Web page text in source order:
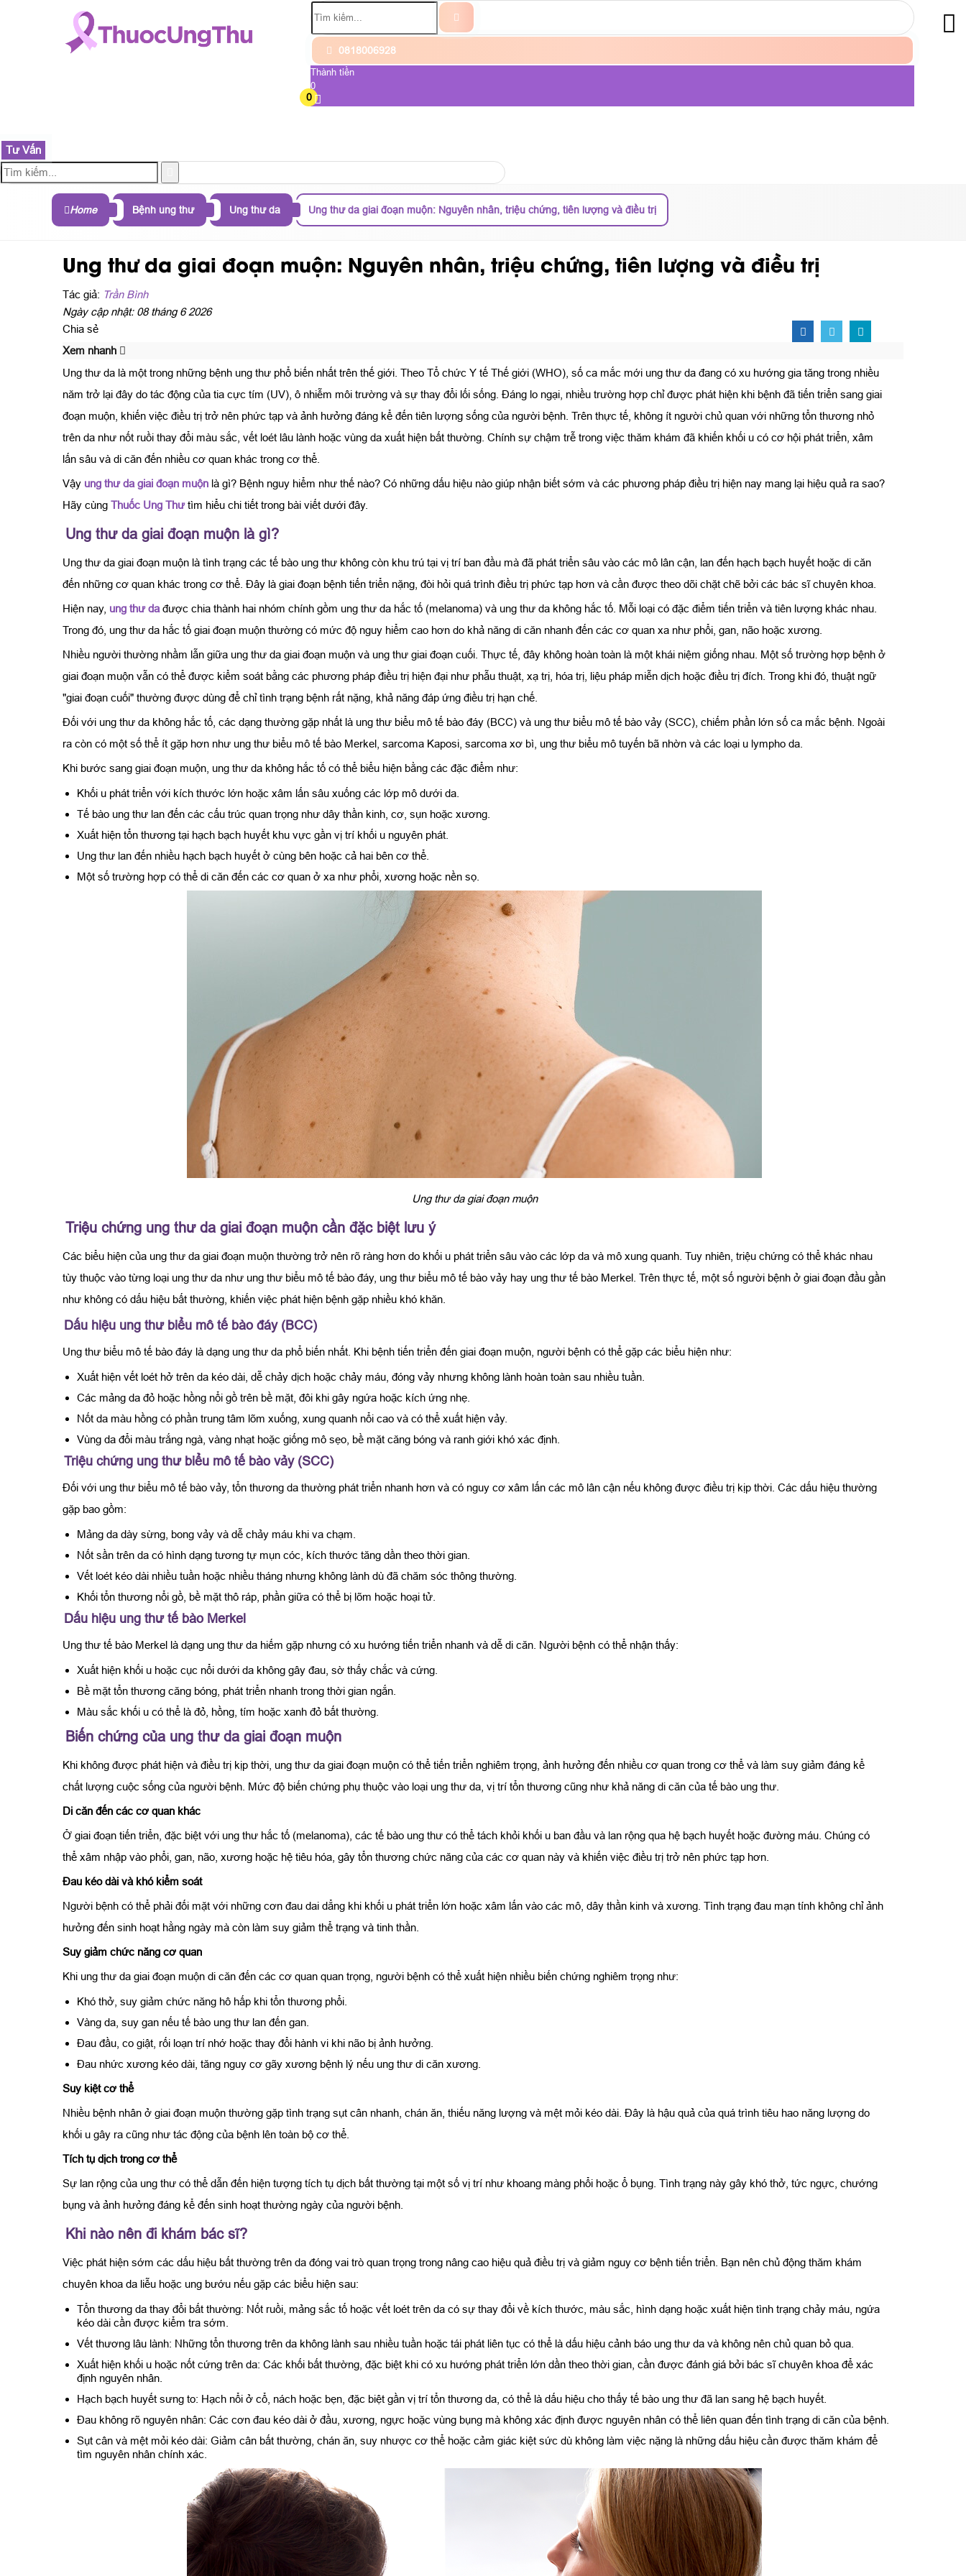
0818006928
Thành tiền
0
0
Tư Vấn
Home Bệnh ung thư Ung thư da Ung thư da giai đoạn muộn: Nguyên nhân, triệu chứng, tiên lượng và điều trị
Ung thư da giai đoạn muộn: Nguyên nhân, triệu chứng, tiên lượng và điều trị
Tác giả: Trần Bình
Ngày cập nhật: 08 tháng 6 2026
Chia sẻ
Xem nhanh
Ung thư da là một trong những bệnh ung thư phổ biến nhất trên thế giới. Theo Tổ chức Y tế Thế giới (WHO), số ca mắc mới ung thư da đang có xu hướng gia tăng trong nhiều
năm trở lại đây do tác động của tia cực tím (UV), ô nhiễm môi trường và sự thay đổi lối sống. Đáng lo ngại, nhiều trường hợp chỉ được phát hiện khi bệnh đã tiến triển sang giai
đoạn muộn, khiến việc điều trị trở nên phức tạp và ảnh hưởng đáng kể đến tiên lượng sống của người bệnh. Trên thực tế, không ít người chủ quan với những tổn thương nhỏ
trên da như nốt ruồi thay đổi màu sắc, vết loét lâu lành hoặc vùng da xuất hiện bất thường. Chính sự chậm trễ trong việc thăm khám đã khiến khối u có cơ hội phát triển, xâm
lấn sâu và di căn đến nhiều cơ quan khác trong cơ thể.
Vậy ung thư da giai đoạn muộn là gì? Bệnh nguy hiểm như thế nào? Có những dấu hiệu nào giúp nhận biết sớm và các phương pháp điều trị hiện nay mang lại hiệu quả ra sao?
Hãy cùng Thuốc Ung Thưtìm hiểu chi tiết trong bài viết dưới đây.
Ung thư da giai đoạn muộn là gì?
Ung thư da giai đoạn muộn là tình trạng các tế bào ung thư không còn khu trú tại vị trí ban đầu mà đã phát triển sâu vào các mô lân cận, lan đến hạch bạch huyết hoặc di căn
đến những cơ quan khác trong cơ thể. Đây là giai đoạn bệnh tiến triển nặng, đòi hỏi quá trình điều trị phức tạp hơn và cần được theo dõi chặt chẽ bởi các bác sĩ chuyên khoa.
Hiện nay, ung thư da được chia thành hai nhóm chính gồm ung thư da hắc tố (melanoma) và ung thư da không hắc tố. Mỗi loại có đặc điểm tiến triển và tiên lượng khác nhau.
Trong đó, ung thư da hắc tố giai đoạn muộn thường có mức độ nguy hiểm cao hơn do khả năng di căn nhanh đến các cơ quan xa như phổi, gan, não hoặc xương.
Nhiều người thường nhầm lẫn giữa ung thư da giai đoạn muộn và ung thư giai đoạn cuối. Thực tế, đây không hoàn toàn là một khái niệm giống nhau. Một số trường hợp bệnh ở
giai đoạn muộn vẫn có thể được kiểm soát bằng các phương pháp điều trị hiện đại như phẫu thuật, xạ trị, hóa trị, liệu pháp miễn dịch hoặc điều trị đích. Trong khi đó, thuật ngữ
"giai đoạn cuối" thường được dùng để chỉ tình trạng bệnh rất nặng, khả năng đáp ứng điều trị hạn chế.
Đối với ung thư da không hắc tố, các dạng thường gặp nhất là ung thư biểu mô tế bào đáy (BCC) và ung thư biểu mô tế bào vảy (SCC), chiếm phần lớn số ca mắc bệnh. Ngoài
ra còn có một số thể ít gặp hơn như ung thư biểu mô tế bào Merkel, sarcoma Kaposi, sarcoma xơ bì, ung thư biểu mô tuyến bã nhờn và các loại u lympho da.
Khi bước sang giai đoạn muộn, ung thư da không hắc tố có thể biểu hiện bằng các đặc điểm như:
Khối u phát triển với kích thước lớn hoặc xâm lấn sâu xuống các lớp mô dưới da.
Tế bào ung thư lan đến các cấu trúc quan trọng như dây thần kinh, cơ, sụn hoặc xương.
Xuất hiện tổn thương tại hạch bạch huyết khu vực gần vị trí khối u nguyên phát.
Ung thư lan đến nhiều hạch bạch huyết ở cùng bên hoặc cả hai bên cơ thể.
Một số trường hợp có thể di căn đến các cơ quan ở xa như phổi, xương hoặc nền sọ.
Ung thư da giai đoạn muộn
Triệu chứng ung thư da giai đoạn muộn cần đặc biệt lưu ý
Các biểu hiện của ung thư da giai đoạn muộn thường trở nên rõ ràng hơn do khối u phát triển sâu vào các lớp da và mô xung quanh. Tuy nhiên, triệu chứng có thể khác nhau
tùy thuộc vào từng loại ung thư da như ung thư biểu mô tế bào đáy, ung thư biểu mô tế bào vảy hay ung thư tế bào Merkel. Trên thực tế, một số người bệnh ở giai đoạn đầu gần
như không có dấu hiệu bất thường, khiến việc phát hiện bệnh gặp nhiều khó khăn.
Dấu hiệu ung thư biểu mô tế bào đáy (BCC)
Ung thư biểu mô tế bào đáy là dạng ung thư da phổ biến nhất. Khi bệnh tiến triển đến giai đoạn muộn, người bệnh có thể gặp các biểu hiện như:
Xuất hiện vết loét hở trên da kéo dài, dễ chảy dịch hoặc chảy máu, đóng vảy nhưng không lành hoàn toàn sau nhiều tuần.
Các mảng da đỏ hoặc hồng nổi gồ trên bề mặt, đôi khi gây ngứa hoặc kích ứng nhẹ.
Nốt da màu hồng có phần trung tâm lõm xuống, xung quanh nổi cao và có thể xuất hiện vảy.
Vùng da đổi màu trắng ngà, vàng nhạt hoặc giống mô sẹo, bề mặt căng bóng và ranh giới khó xác định.
Triệu chứng ung thư biểu mô tế bào vảy (SCC)
Đối với ung thư biểu mô tế bào vảy, tổn thương da thường phát triển nhanh hơn và có nguy cơ xâm lấn các mô lân cận nếu không được điều trị kịp thời. Các dấu hiệu thường
gặp bao gồm:
Mảng da dày sừng, bong vảy và dễ chảy máu khi va chạm.
Nốt sần trên da có hình dạng tương tự mụn cóc, kích thước tăng dần theo thời gian.
Vết loét kéo dài nhiều tuần hoặc nhiều tháng nhưng không lành dù đã chăm sóc thông thường.
Khối tổn thương nổi gồ, bề mặt thô ráp, phần giữa có thể bị lõm hoặc hoại tử.
Dấu hiệu ung thư tế bào Merkel
Ung thư tế bào Merkel là dạng ung thư da hiếm gặp nhưng có xu hướng tiến triển nhanh và dễ di căn. Người bệnh có thể nhận thấy:
Xuất hiện khối u hoặc cục nổi dưới da không gây đau, sờ thấy chắc và cứng.
Bề mặt tổn thương căng bóng, phát triển nhanh trong thời gian ngắn.
Màu sắc khối u có thể là đỏ, hồng, tím hoặc xanh đỏ bất thường.
Biến chứng của ung thư da giai đoạn muộn
Khi không được phát hiện và điều trị kịp thời, ung thư da giai đoạn muộn có thể tiến triển nghiêm trọng, ảnh hưởng đến nhiều cơ quan trong cơ thể và làm suy giảm đáng kể
chất lượng cuộc sống của người bệnh. Mức độ biến chứng phụ thuộc vào loại ung thư da, vị trí tổn thương cũng như khả năng di căn của tế bào ung thư.
Di căn đến các cơ quan khác
Ở giai đoạn tiến triển, đặc biệt với ung thư hắc tố (melanoma), các tế bào ung thư có thể tách khỏi khối u ban đầu và lan rộng qua hệ bạch huyết hoặc đường máu. Chúng có
thể xâm nhập vào phổi, gan, não, xương hoặc hệ tiêu hóa, gây tổn thương chức năng của các cơ quan này và khiến việc điều trị trở nên phức tạp hơn.
Đau kéo dài và khó kiểm soát
Người bệnh có thể phải đối mặt với những cơn đau dai dẳng khi khối u phát triển lớn hoặc xâm lấn vào các mô, dây thần kinh và xương. Tình trạng đau mạn tính không chỉ ảnh
hưởng đến sinh hoạt hằng ngày mà còn làm suy giảm thể trạng và tinh thần.
Suy giảm chức năng cơ quan
Khi ung thư da giai đoạn muộn di căn đến các cơ quan quan trọng, người bệnh có thể xuất hiện nhiều biến chứng nghiêm trọng như:
Khó thở, suy giảm chức năng hô hấp khi tổn thương phổi.
Vàng da, suy gan nếu tế bào ung thư lan đến gan.
Đau đầu, co giật, rối loạn trí nhớ hoặc thay đổi hành vi khi não bị ảnh hưởng.
Đau nhức xương kéo dài, tăng nguy cơ gãy xương bệnh lý nếu ung thư di căn xương.
Suy kiệt cơ thể
Nhiều bệnh nhân ở giai đoạn muộn thường gặp tình trạng sụt cân nhanh, chán ăn, thiếu năng lượng và mệt mỏi kéo dài. Đây là hậu quả của quá trình tiêu hao năng lượng do
khối u gây ra cũng như tác động của bệnh lên toàn bộ cơ thể.
Tích tụ dịch trong cơ thể
Sự lan rộng của ung thư có thể dẫn đến hiện tượng tích tụ dịch bất thường tại một số vị trí như khoang màng phổi hoặc ổ bụng. Tình trạng này gây khó thở, tức ngực, chướng
bụng và ảnh hưởng đáng kể đến sinh hoạt thường ngày của người bệnh.
Khi nào nên đi khám bác sĩ?
Việc phát hiện sớm các dấu hiệu bất thường trên da đóng vai trò quan trọng trong nâng cao hiệu quả điều trị và giảm nguy cơ bệnh tiến triển. Bạn nên chủ động thăm khám
chuyên khoa da liễu hoặc ung bướu nếu gặp các biểu hiện sau:
Tổn thương da thay đổi bất thường: Nốt ruồi, mảng sắc tố hoặc vết loét trên da có sự thay đổi về kích thước, màu sắc, hình dạng hoặc xuất hiện tình trạng chảy máu, ngứa
kéo dài cần được kiểm tra sớm.
Vết thương lâu lành: Những tổn thương trên da không lành sau nhiều tuần hoặc tái phát liên tục có thể là dấu hiệu cảnh báo ung thư da và không nên chủ quan bỏ qua.
Xuất hiện khối u hoặc nốt cứng trên da: Các khối bất thường, đặc biệt khi có xu hướng phát triển lớn dần theo thời gian, cần được đánh giá bởi bác sĩ chuyên khoa để xác
định nguyên nhân.
Hạch bạch huyết sưng to: Hạch nổi ở cổ, nách hoặc bẹn, đặc biệt gần vị trí tổn thương da, có thể là dấu hiệu cho thấy tế bào ung thư đã lan sang hệ bạch huyết.
Đau không rõ nguyên nhân: Các cơn đau kéo dài ở đầu, xương, ngực hoặc vùng bụng mà không xác định được nguyên nhân có thể liên quan đến tình trạng di căn của bệnh.
Sụt cân và mệt mỏi kéo dài: Giảm cân bất thường, chán ăn, suy nhược cơ thể hoặc cảm giác kiệt sức dù không làm việc nặng là những dấu hiệu cần được thăm khám để
tìm nguyên nhân chính xác.